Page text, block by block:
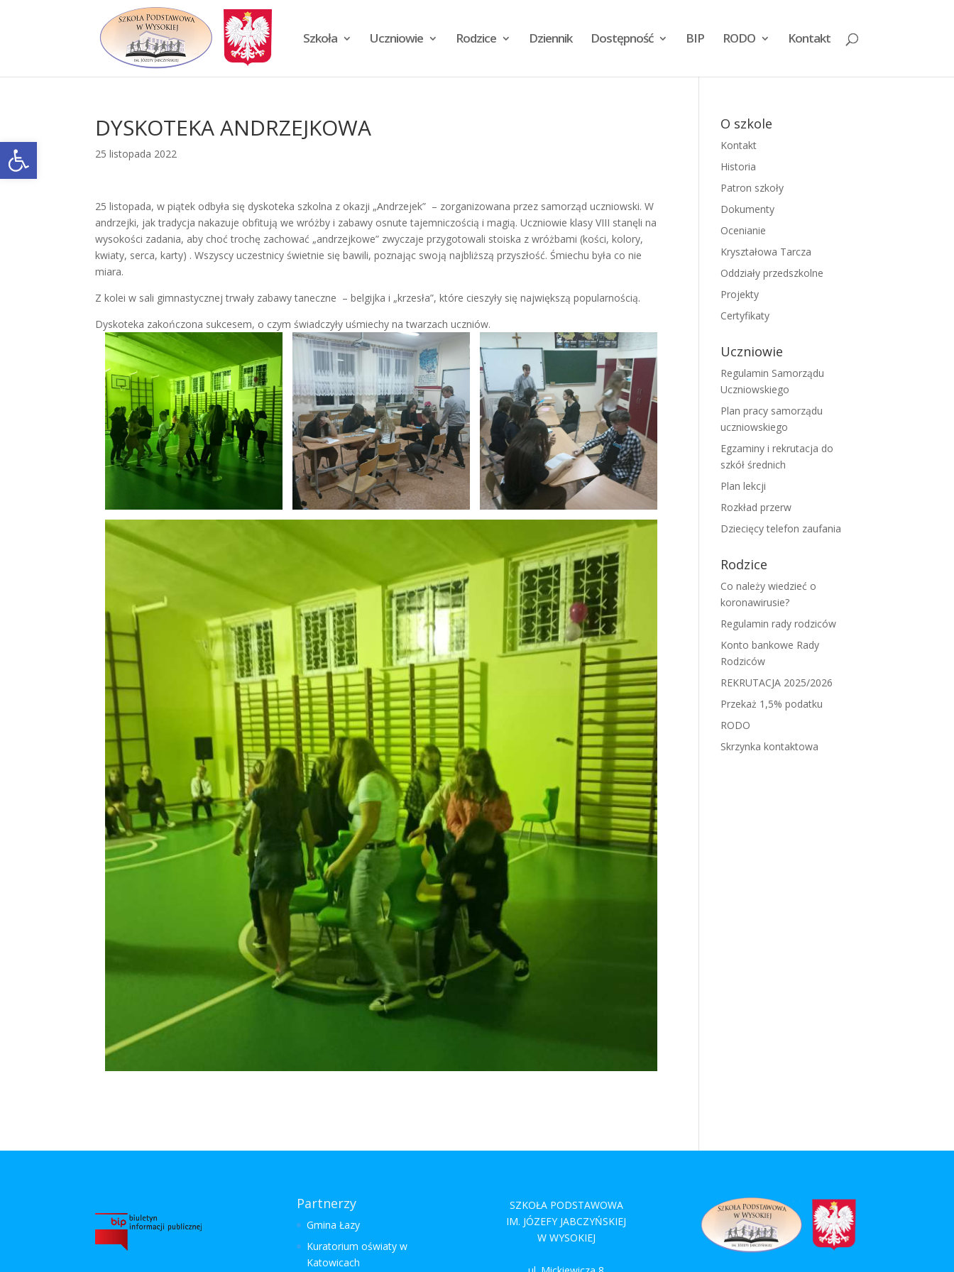
Otwórz pasek narzędzi
Szkoła Uczniowie Rodzice Dziennik Dostępność BIP RODO Kontakt
DYSKOTEKA ANDRZEJKOWA
25 listopada 2022
25 listopada, w piątek odbyła się dyskoteka szkolna z okazji „Andrzejek” – zorganizowana przez samorząd uczniowski. W
andrzejki, jak tradycja nakazuje obfitują we wróżby i zabawy osnute tajemniczością i magią. Uczniowie klasy VIII stanęli na
wysokości zadania, aby choć trochę zachować „andrzejkowe” zwyczaje przygotowali stoiska z wróżbami (kości, kolory,
kwiaty, serca, karty) . Wszyscy uczestnicy świetnie się bawili, poznając swoją najbliższą przyszłość. Śmiechu była co nie
miara.
Z kolei w sali gimnastycznej trwały zabawy taneczne – belgijka i „krzesła”, które cieszyły się największą popularnością.
Dyskoteka zakończona sukcesem, o czym świadczyły uśmiechy na twarzach uczniów.
O szkole
Kontakt
Historia
Patron szkoły
Dokumenty
Ocenianie
Kryształowa Tarcza
Oddziały przedszkolne
Projekty
Certyfikaty
Uczniowie
Regulamin Samorządu
Uczniowskiego
Plan pracy samorządu
uczniowskiego
Egzaminy i rekrutacja do
szkół średnich
Plan lekcji
Rozkład przerw
Dziecięcy telefon zaufania
Rodzice
Co należy wiedzieć o
koronawirusie?
Regulamin rady rodziców
Konto bankowe Rady
Rodziców
REKRUTACJA 2025/2026
Przekaż 1,5% podatku
RODO
Skrzynka kontaktowa
Partnerzy
Gmina Łazy
Kuratorium oświaty w
Katowicach
SZKOŁA PODSTAWOWA
IM. JÓZEFY JABCZYŃSKIEJ
W WYSOKIEJ